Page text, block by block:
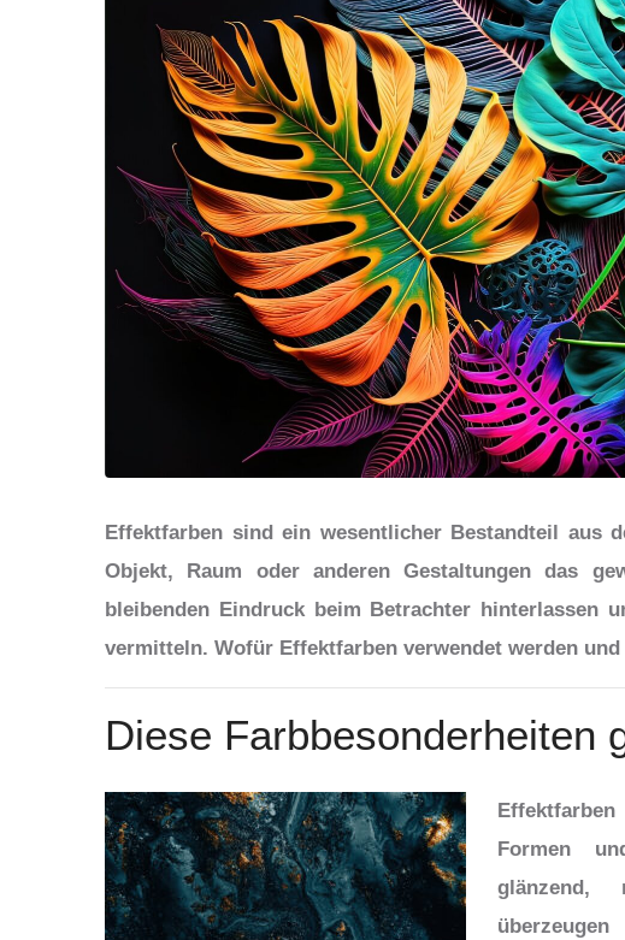
Effektfarben sind ein wesentlicher Bestandteil aus
Objekt, Raum oder anderen Gestaltungen das
bleibenden Eindruck beim Betrachter hinterlassen
vermitteln. Wofür Effektfarben verwendet werden
Diese Farbbesonderheiten
Formen
glänzend,